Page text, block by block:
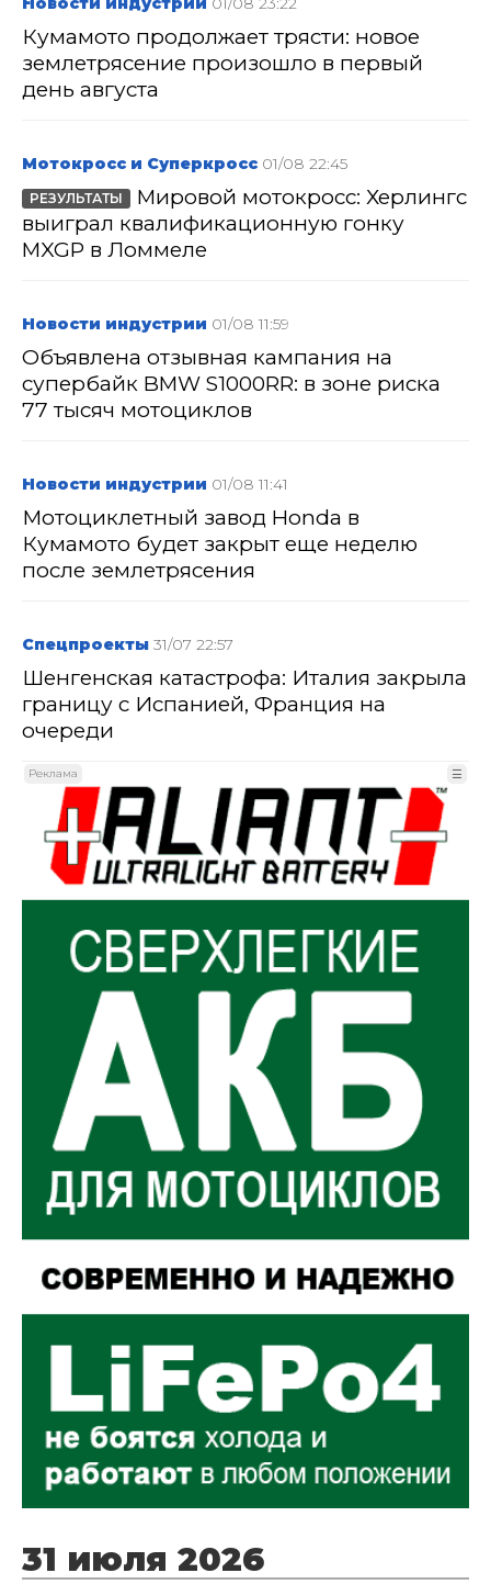
Кумамото продолжает трясти: новое
землетрясение произошло в первый
день августа
Мотокросс и Суперкросс 01/08 22:45
РЕЗУЛЬТАТЫ
Мировой мотокросс: Херлингс
выиграл квалификационную гонку
MXGP в Ломмеле
Новости индустрии 01/08 11:59
Объявлена отзывная кампания на
супербайк BMW S1000RR: в зоне риска
77 тысяч мотоциклов
Новости индустрии 01/08 11:41
Мотоциклетный завод Honda в
Кумамото будет закрыт еще неделю
после землетрясения
Спецпроекты 31/07 22:57
Шенгенская катастрофа: Италия закрыла
границу с Испанией, Франция на
очереди
Реклама ☰
31 июля 2026